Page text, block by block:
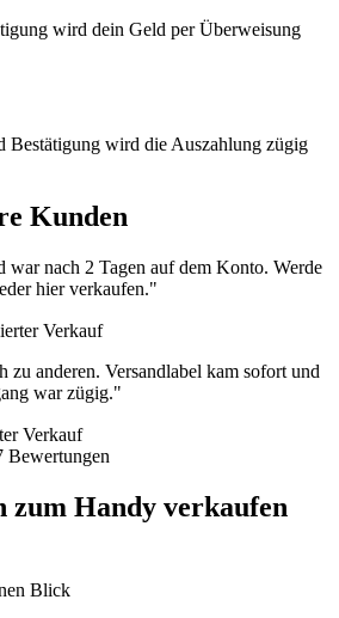
wird dein Geld per Überweisung
Bestätigung wird die Auszahlung zügig
Kunden
war nach 2 Tagen auf dem Konto. Werde
hier verkaufen."
Verkauf
zu anderen. Versandlabel kam sofort und
war zügig."
Verkauf
Bewertungen
zum Handy verkaufen
Blick